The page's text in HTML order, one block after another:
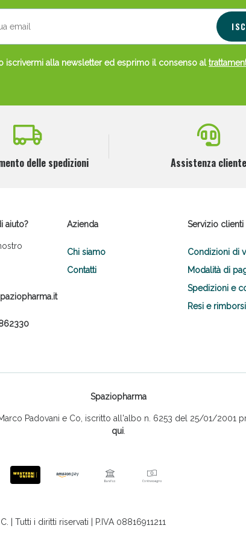
iscrivermi alla newsletter ed esprimo il consenso al
delle spedizioni Assistenza cliente
aiuto? Azienda
Chi siamo
Contatti
Servizio clienti
Condizioni di
Modalità di
Spedizioni e
Resi e rimborsi
Spaziopharma
Padovani e Co, iscritto all'albo n. 6253 del 25/01/2001
qui.
| Tutti i diritti riservati | P.IVA 08816911211